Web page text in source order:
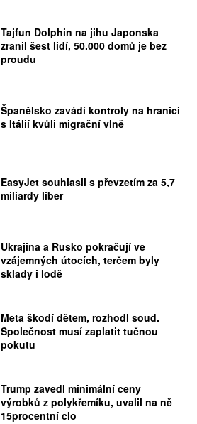
Tajfun Dolphin na jihu Japonska
zranil šest lidí, 50.000 domů je bez
proudu
Španělsko zavádí kontroly na hranici
s Itálií kvůli migrační vlně
EasyJet souhlasil s převzetím za 5,7
miliardy liber
Ukrajina a Rusko pokračují ve
vzájemných útocích, terčem byly
sklady i lodě
Meta škodí dětem, rozhodl soud.
Společnost musí zaplatit tučnou
pokutu
Trump zavedl minimální ceny
výrobků z polykřemíku, uvalil na ně
15procentní clo